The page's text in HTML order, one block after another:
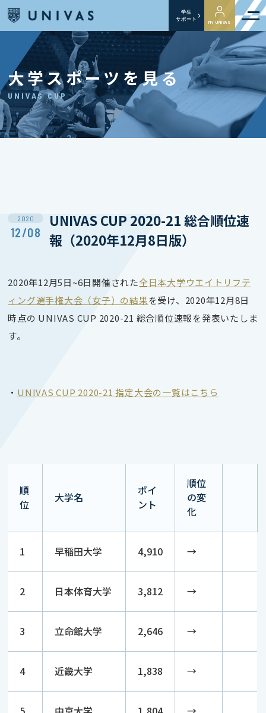
学生
サポート
My UNIVAS
大学スポーツを見る
UNIVAS CUP
2020
12/08
UNIVAS CUP 2020-21 総合順位速
報（2020年12月8日版）
2020年12月5日~6日開催された全日本大学ウエイトリフテ
ィング選手権大会（女子）の結果を受け、2020年12月8日
時点の UNIVAS CUP 2020-21 総合順位速報を発表いたしま
す。
・ UNIVAS CUP 2020-21 指定大会の一覧はこちら
順
位
大学名
ポイ
ント
順位
の変
化
1 早稲田大学 4,910 →
2 日本体育大学 3,812 →
3 立命館大学 2,646 →
4 近畿大学 1,838 →